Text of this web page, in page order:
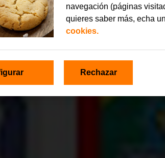
navegación (páginas
quieres saber más, echa
cookies.
Rechazar